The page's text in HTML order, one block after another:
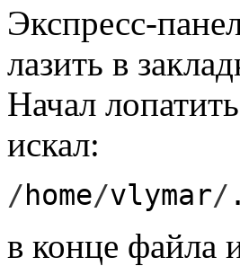
Экспресс-
лазить в
Начал
искал:
/ home/vlymar/
в конце файла